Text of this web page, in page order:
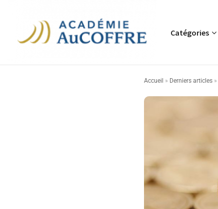
Catégories
Accueil » Derniers articles »